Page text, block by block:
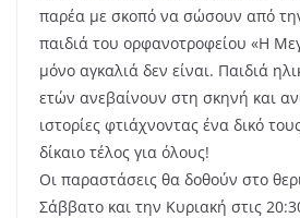
παρέα με σκοπό να σώσουν από
παιδιά του ορφανοτροφείου «H
μόνο αγκαλιά δεν είναι. Παιδιά
ετών ανεβαίνουν στη σκηνή και
ιστορίες φτιάχνοντας ένα δικό
δίκαιο τέλος για όλους!
Οι παραστάσεις θα δοθούν στο
Σάββατο και την Κυριακή στις